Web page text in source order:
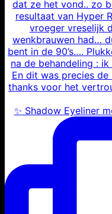
✨ Shadow Eyeliner